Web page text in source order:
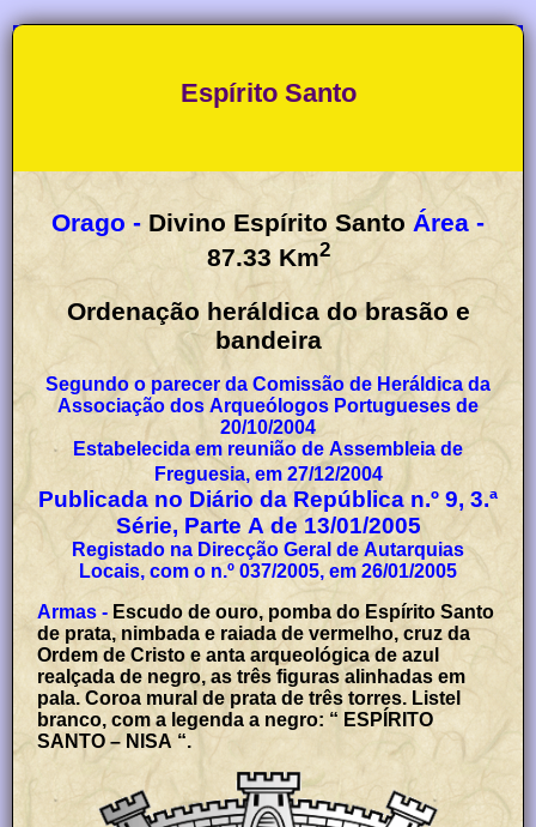
Espírito Santo
Orago - Divino Espírito Santo Área -
87.33 Km2
Ordenação heráldica do brasão e
bandeira
Segundo o parecer da Comissão de Heráldica da
Associação dos Arqueólogos Portugueses de
20/10/2004
Estabelecida em reunião de Assembleia de
Freguesia, em 27/12/2004
Publicada no Diário da República n.º 9, 3.ª
Série, Parte A de 13/01/2005
Registado na Direcção Geral de Autarquias
Locais, com o n.º 037/2005, em 26/01/2005
Armas - Escudo de ouro, pomba do Espírito Santo
de prata, nimbada e raiada de vermelho, cruz da
Ordem de Cristo e anta arqueológica de azul
realçada de negro, as três figuras alinhadas em
pala. Coroa mural de prata de três torres. Listel
branco, com a legenda a negro: “ ESPÍRITO
SANTO – NISA “.